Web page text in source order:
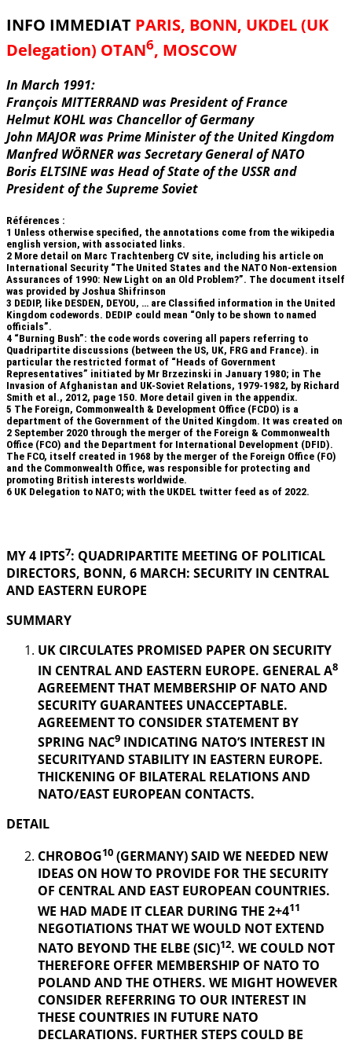
INFO IMMEDIAT PARIS, BONN, UKDEL (UK
Delegation) OTAN6, MOSCOW
In March 1991:
François MITTERRAND was President of France
Helmut KOHL was Chancellor of Germany
John MAJOR was Prime Minister of the United Kingdom
Manfred WÖRNER was Secretary General of NATO
Boris ELTSINE was Head of State of the USSR and
President of the Supreme Soviet
Références :
1 Unless otherwise specified, the annotations come from the wikipedia
english version, with associated links.
2 More detail on Marc Trachtenberg CV site, including his article on
International Security “The United States and the NATO Non-extension
Assurances of 1990: New Light on an Old Problem?”. The document itself
was provided by Joshua Shifrinson
3 DEDIP, like DESDEN, DEYOU, … are Classified information in the United
Kingdom codewords. DEDIP could mean “Only to be shown to named
officials”.
4 “Burning Bush”: the code words covering all papers referring to
Quadripartite discussions (between the US, UK, FRG and France). in
particular the restricted format of “Heads of Government
Representatives” initiated by Mr Brzezinski in January 1980; in The
Invasion of Afghanistan and UK-Soviet Relations, 1979-1982, by Richard
Smith et al., 2012, page 150. More detail given in the appendix.
5 The Foreign, Commonwealth & Development Office (FCDO) is a
department of the Government of the United Kingdom. It was created on
2 September 2020 through the merger of the Foreign & Commonwealth
Office (FCO) and the Department for International Development (DFID).
The FCO, itself created in 1968 by the merger of the Foreign Office (FO)
and the Commonwealth Office, was responsible for protecting and
promoting British interests worldwide.
6 UK Delegation to NATO; with the UKDEL twitter feed as of 2022.
MY 4 IPTS7: QUADRIPARTITE MEETING OF POLITICAL
DIRECTORS, BONN, 6 MARCH: SECURITY IN CENTRAL
AND EASTERN EUROPE
SUMMARY
UK CIRCULATES PROMISED PAPER ON SECURITY
IN CENTRAL AND EASTERN EUROPE. GENERAL A8
AGREEMENT THAT MEMBERSHIP OF NATO AND
SECURITY GUARANTEES UNACCEPTABLE.
AGREEMENT TO CONSIDER STATEMENT BY
SPRING NAC9 INDICATING NATO’S INTEREST IN
SECURITYAND STABILITY IN EASTERN EUROPE.
THICKENING OF BILATERAL RELATIONS AND
NATO/EAST EUROPEAN CONTACTS.
DETAIL
CHROBOG10 (GERMANY) SAID WE NEEDED NEW
IDEAS ON HOW TO PROVIDE FOR THE SECURITY
OF CENTRAL AND EAST EUROPEAN COUNTRIES.
WE HAD MADE IT CLEAR DURING THE 2+411
NEGOTIATIONS THAT WE WOULD NOT EXTEND
NATO BEYOND THE ELBE (SIC)12. WE COULD NOT
THEREFORE OFFER MEMBERSHIP OF NATO TO
POLAND AND THE OTHERS. WE MIGHT HOWEVER
CONSIDER REFERRING TO OUR INTEREST IN
THESE COUNTRIES IN FUTURE NATO
DECLARATIONS. FURTHER STEPS COULD BE